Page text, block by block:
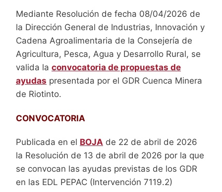
Mediante Resolución de fecha 08/04/2026 de
la Dirección General de Industrias, Innovación y
Cadena Agroalimentaria de la Consejería de
Agricultura, Pesca, Agua y Desarrollo Rural, se
valida la convocatoria de propuestas de
ayudas presentada por el GDR Cuenca Minera
de Riotinto.
CONVOCATORIA
Publicada en el BOJA de 22 de abril de 2026
la Resolución de 13 de abril de 2026 por la que
se convocan las ayudas previstas de los GDR
en las EDL PEPAC (Intervención 7119.2)